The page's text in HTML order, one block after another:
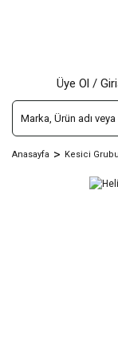
Üye Ol /
Anasayfa Kesici Grubu